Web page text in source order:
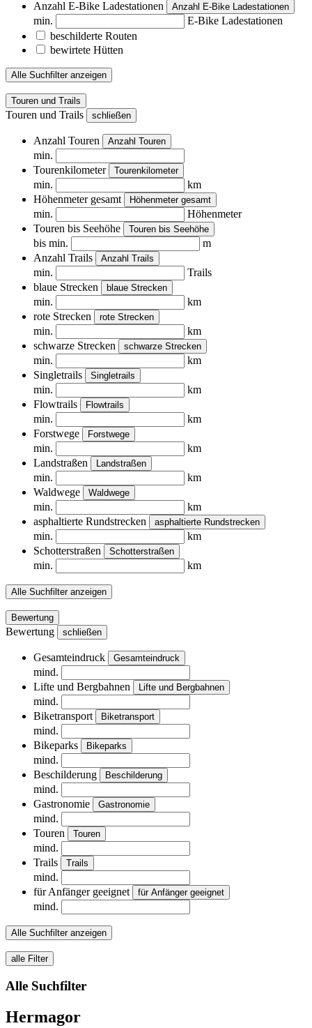
Anzahl E-Bike Ladestationen
Anzahl E-Bike Ladestationen
min.
E-Bike Ladestationen
beschilderte Routen
bewirtete Hütten
Alle Suchfilter anzeigen
Touren und Trails
Touren und Trails schließen
Anzahl Touren Anzahl Touren
min.
Tourenkilometer
Tourenkilometer
min.
km
Höhenmeter gesamt
Höhenmeter gesamt
min.
Höhenmeter
Touren bis Seehöhe
Touren bis Seehöhe
bis min.
m
Anzahl Trails
Anzahl Trails
min.
Trails
blaue Strecken
blaue Strecken
min.
km
rote Strecken
rote Strecken
min.
km
schwarze Strecken
schwarze Strecken
min.
km
Singletrails
Singletrails
min.
km
Flowtrails
Flowtrails
min.
km
Forstwege
Forstwege
min.
km
Landstraßen
Landstraßen
min.
km
Waldwege
Waldwege
min.
km
asphaltierte Rundstrecken
asphaltierte Rundstrecken
min.
km
Schotterstraßen
Schotterstraßen
min. km
Alle Suchfilter anzeigen
Bewertung
Bewertung schließen
Gesamteindruck Gesamteindruck
mind.
Lifte und Bergbahnen
Lifte und Bergbahnen
mind.
Biketransport
Biketransport
mind.
Bikeparks
Bikeparks
mind.
Beschilderung
Beschilderung
mind.
Gastronomie
Gastronomie
mind.
Touren
Touren
mind.
Trails
Trails
mind.
für Anfänger geeignet
für Anfänger geeignet
mind.
Alle Suchfilter anzeigen
alle Filter
Alle Suchfilter
Hermagor